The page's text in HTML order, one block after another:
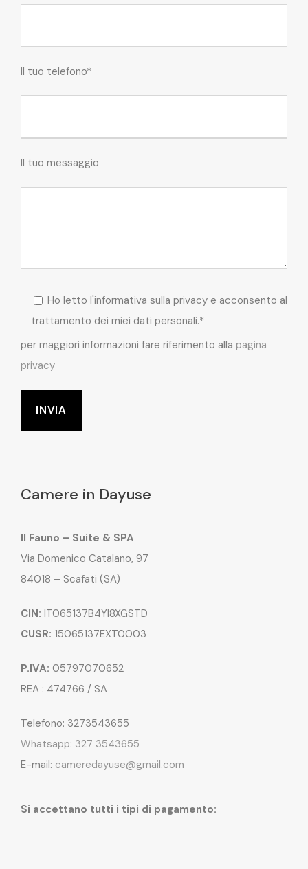
Il tuo telefono*
Il tuo messaggio
Ho letto l'informativa sulla privacy e acconsento al
trattamento dei miei dati personali.*
per maggiori informazioni fare riferimento alla pagina
privacy
Camere in Dayuse
Il Fauno – Suite & SPA
Via Domenico Catalano, 97
84018 – Scafati (SA)
CIN: IT065137B4YI8XGSTD
CUSR: 15065137EXT0003
P.IVA: 05797070652
REA : 474766 / SA
Telefono: 3273543655
Whatsapp: 327 3543655
E-mail: cameredayuse@gmail.com
Si accettano tutti i tipi di pagamento: